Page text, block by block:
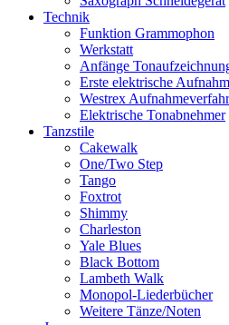
Technik
Funktion Grammophon
Werkstatt
Anfänge
Erste elektrische
Westrex
Elektrische Tonabnehmer
Tanzstile
Cakewalk
One/Two Step
Tango
Foxtrot
Shimmy
Charleston
Yale Blues
Black Bottom
Lambeth Walk
Monopol-Liederbücher
Weitere Tänze/Noten